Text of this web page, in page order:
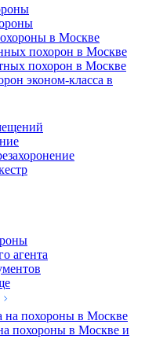
в Москве
похорон в Москве
похорон в Москве
эконом-класса в
агента
на похороны в Москве
на похороны в Москве и